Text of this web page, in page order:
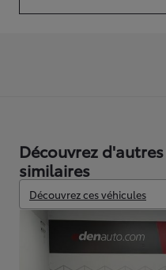
Découvrez
similaires
Découvrez ces véhicules